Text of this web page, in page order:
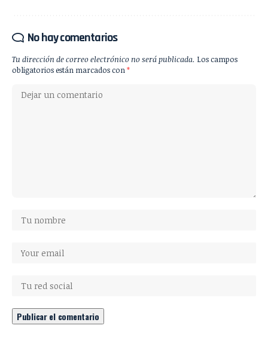
No hay comentarios
Tu dirección de correo electrónico no será publicada. Los campos
obligatorios están marcados con *